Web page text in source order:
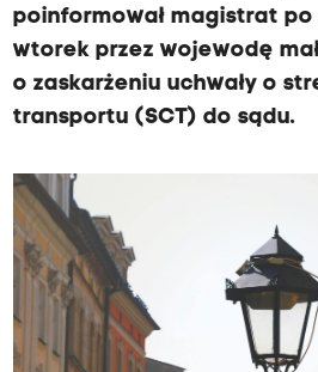
poinformował magistrat po
wtorek przez wojewodę
o zaskarżeniu uchwały o
transportu (SCT) do sądu.